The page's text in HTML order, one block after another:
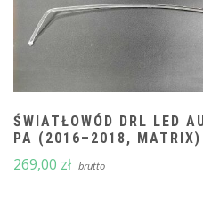
ŚWIATŁOWÓD DRL LED
PA (2016–2018, MATRIX)
269,00 zł brutto